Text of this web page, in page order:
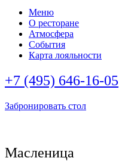
Меню
О ресторане
Атмосфера
События
Карта лояльности
+7 (495) 646-16-05
Забронировать стол
Масленица